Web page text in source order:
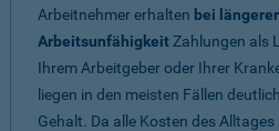
Arbeitnehmer erhalten bei
ArbeitsunfähigkeitZahlungen als
Ihrem Arbeitgeber oder Ihrer
liegen in den meisten Fällen
Gehalt. Da alle Kosten des